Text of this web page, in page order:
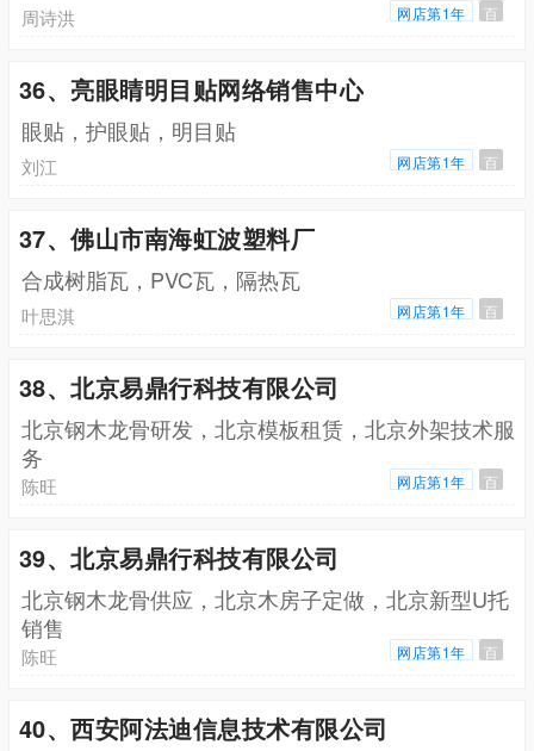
周诗洪 网店第1年 百
36、亮眼睛明目贴网络销售中心
眼贴，护眼贴，明目贴
刘江 网店第1年 百
37、佛山市南海虹波塑料厂
合成树脂瓦，PVC瓦，隔热瓦
叶思淇 网店第1年 百
38、北京易鼎行科技有限公司
北京钢木龙骨研发，北京模板租赁，北京外架技术服
务
陈旺 网店第1年 百
39、北京易鼎行科技有限公司
北京钢木龙骨供应，北京木房子定做，北京新型U托
销售
陈旺 网店第1年 百
40、西安阿法迪信息技术有限公司